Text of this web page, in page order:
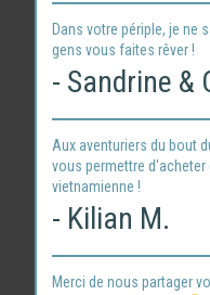
Dans votre périple, je ne
gens vous faites rêver !
- Sandrine &
Aux aventuriers du bout
vous permettre
vietnamienne !
- Kilian M.
Merci de nous partager